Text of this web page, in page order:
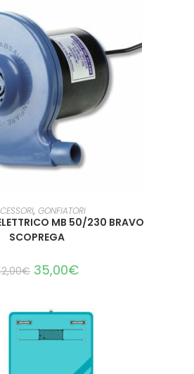
LEGGI TUTTO
, GONFIATORI
MB 50/230 BRAVO
SCOPREGA
€ 35,00€